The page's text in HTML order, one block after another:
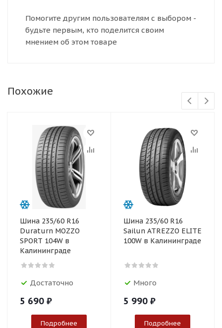
Помогите другим пользователям с выбором -
будьте первым, кто поделится своим
мнением об этом товаре
Похожие
Шина 235/60 R16
Duraturn MOZZO
SPORT 104W в
Калининграде
Достаточно
5 690 ₽
Подробнее
Шина 235/60 R16
Sailun ATREZZO ELITE
100W в Калининграде
Много
5 990 ₽
Подробнее